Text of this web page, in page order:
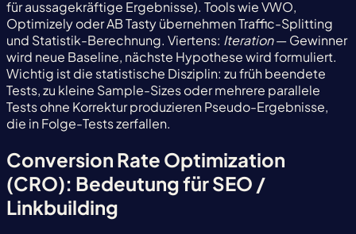
für aussagekräftige Ergebnisse). Tools wie VWO,
Optimizely oder AB Tasty übernehmen Traffic-Splitting
und Statistik-Berechnung. Viertens: Iteration— Gewinner
wird neue Baseline, nächste Hypothese wird formuliert.
Wichtig ist die statistische Disziplin: zu früh beendete
Tests, zu kleine Sample-Sizes oder mehrere parallele
Tests ohne Korrektur produzieren Pseudo-Ergebnisse,
die in Folge-Tests zerfallen.
Conversion Rate Optimization
(CRO): Bedeutung für SEO /
Linkbuilding